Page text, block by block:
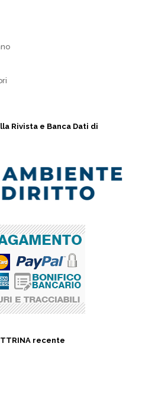
Rivista e Banca Dati di
recente